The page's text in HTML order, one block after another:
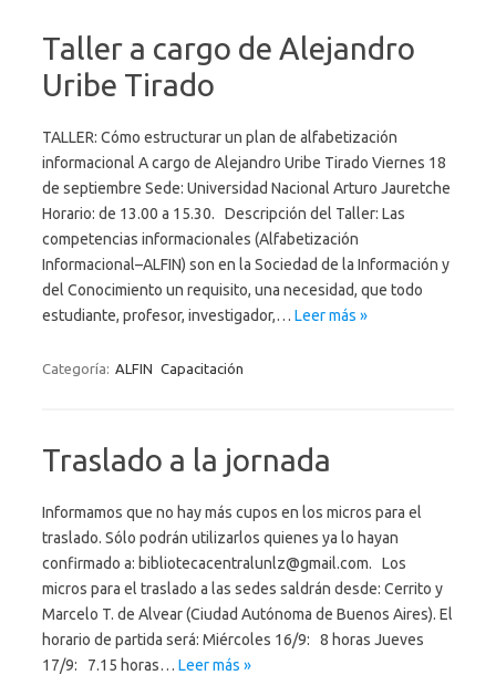
Taller a cargo de Alejandro
Uribe Tirado
TALLER: Cómo estructurar un plan de alfabetización
informacional A cargo de Alejandro Uribe Tirado Viernes 18
de septiembre Sede: Universidad Nacional Arturo Jauretche
Horario: de 13.00 a 15.30. Descripción del Taller: Las
competencias informacionales (Alfabetización
Informacional–ALFIN) son en la Sociedad de la Información y
del Conocimiento un requisito, una necesidad, que todo
estudiante, profesor, investigador,… Leer más »
Categoría: ALFIN Capacitación
Traslado a la jornada
Informamos que no hay más cupos en los micros para el
traslado. Sólo podrán utilizarlos quienes ya lo hayan
confirmado a: bibliotecacentralunlz@gmail.com. Los
micros para el traslado a las sedes saldrán desde: Cerrito y
Marcelo T. de Alvear (Ciudad Autónoma de Buenos Aires). El
horario de partida será: Miércoles 16/9: 8 horas Jueves
17/9: 7.15 horas… Leer más »